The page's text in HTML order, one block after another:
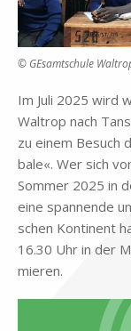
© GEsamtschule
Im Juli 2025 wird
Wal­trop nach
zu ei­nem Be­such
ba­le«. Wer sich
Som­mer 2025 in
eine span­nen­de
schen Kon­ti­nent
16.30 Uhr in der
mie­ren.